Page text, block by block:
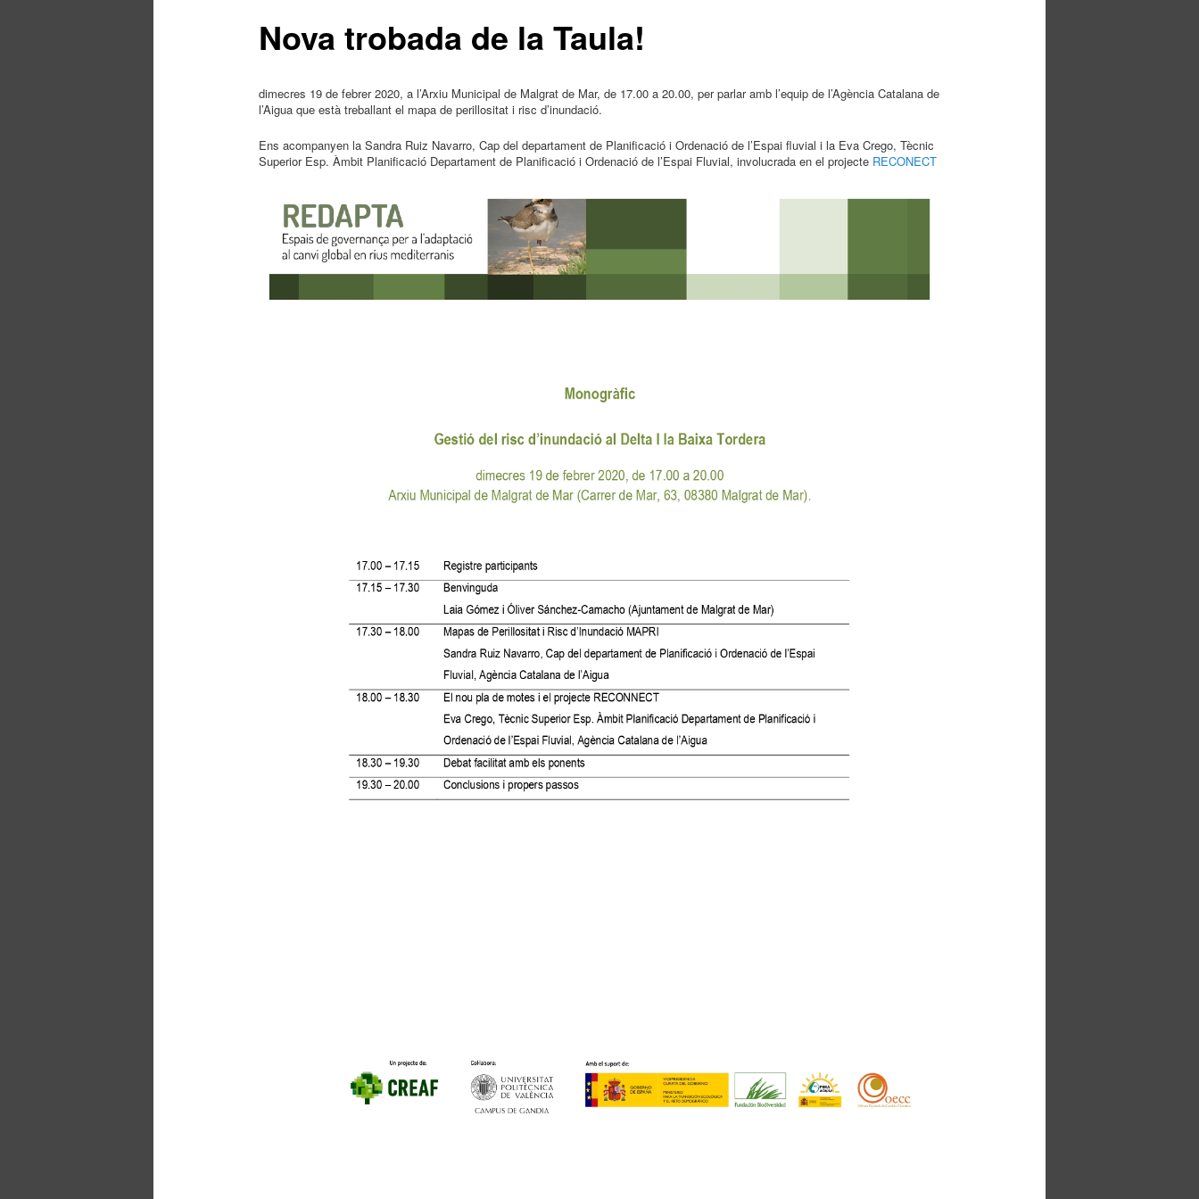
Nova trobada de la Taula!
dimecres 19 de febrer 2020, a l’Arxiu Municipal de Malgrat de Mar, de 17.00 a 20.00, per parlar amb l’equip de l’Agència Catalana de
l’Aigua que està treballant el mapa de perillositat i risc d’inundació.
Ens acompanyen la Sandra Ruiz Navarro, Cap del departament de Planificació i Ordenació de l’Espai fluvial i la Eva Crego, Tècnic
Superior Esp. Àmbit Planificació Departament de Planificació i Ordenació de l’Espai Fluvial, involucrada en el projecte RECONECT